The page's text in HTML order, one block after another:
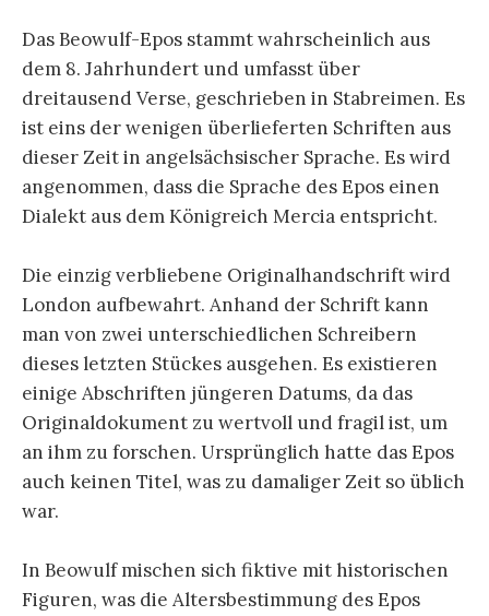
Das Beowulf-Epos stammt wahrscheinlich aus
dem 8. Jahrhundert und umfasst über
dreitausend Verse, geschrieben in Stabreimen. Es
ist eins der wenigen überlieferten Schriften aus
dieser Zeit in angelsächsischer Sprache. Es wird
angenommen, dass die Sprache des Epos einen
Dialekt aus dem Königreich Mercia entspricht.
Die einzig verbliebene Originalhandschrift wird
London aufbewahrt. Anhand der Schrift kann
man von zwei unterschiedlichen Schreibern
dieses letzten Stückes ausgehen. Es existieren
einige Abschriften jüngeren Datums, da das
Originaldokument zu wertvoll und fragil ist, um
an ihm zu forschen. Ursprünglich hatte das Epos
auch keinen Titel, was zu damaliger Zeit so üblich
war.
In Beowulf mischen sich fiktive mit historischen
Figuren, was die Altersbestimmung des Epos